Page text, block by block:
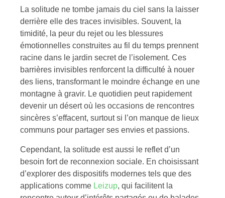
La solitude ne tombe jamais du ciel sans la laisser
derrière elle des traces invisibles. Souvent, la
timidité, la peur du rejet ou les blessures
émotionnelles construites au fil du temps prennent
racine dans le jardin secret de l’isolement. Ces
barrières invisibles renforcent la difficulté à nouer
des liens, transformant le moindre échange en une
montagne à gravir. Le quotidien peut rapidement
devenir un désert où les occasions de rencontres
sincères s’effacent, surtout si l’on manque de lieux
communs pour partager ses envies et passions.
Cependant, la solitude est aussi le reflet d’un
besoin fort de reconnexion sociale. En choisissant
d’explorer des dispositifs modernes tels que des
applications comme Leizup, qui facilitent la